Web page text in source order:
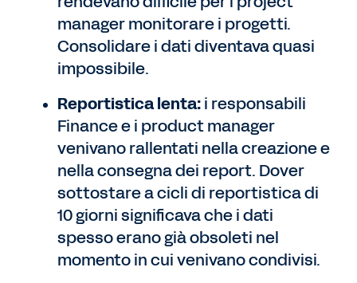
manager monitorare i progetti.
Consolidare i dati diventava quasi
impossibile.
Reportistica lenta:i responsabili
Finance e i product manager
venivano rallentati nella creazione e
nella consegna dei report. Dover
sottostare a cicli di reportistica di
10 giorni significava che i dati
spesso erano già obsoleti nel
momento in cui venivano condivisi.